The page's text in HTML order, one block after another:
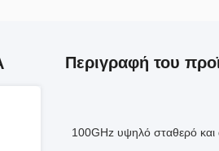
Περιγραφή του
100GHz υψηλό σταθερό και